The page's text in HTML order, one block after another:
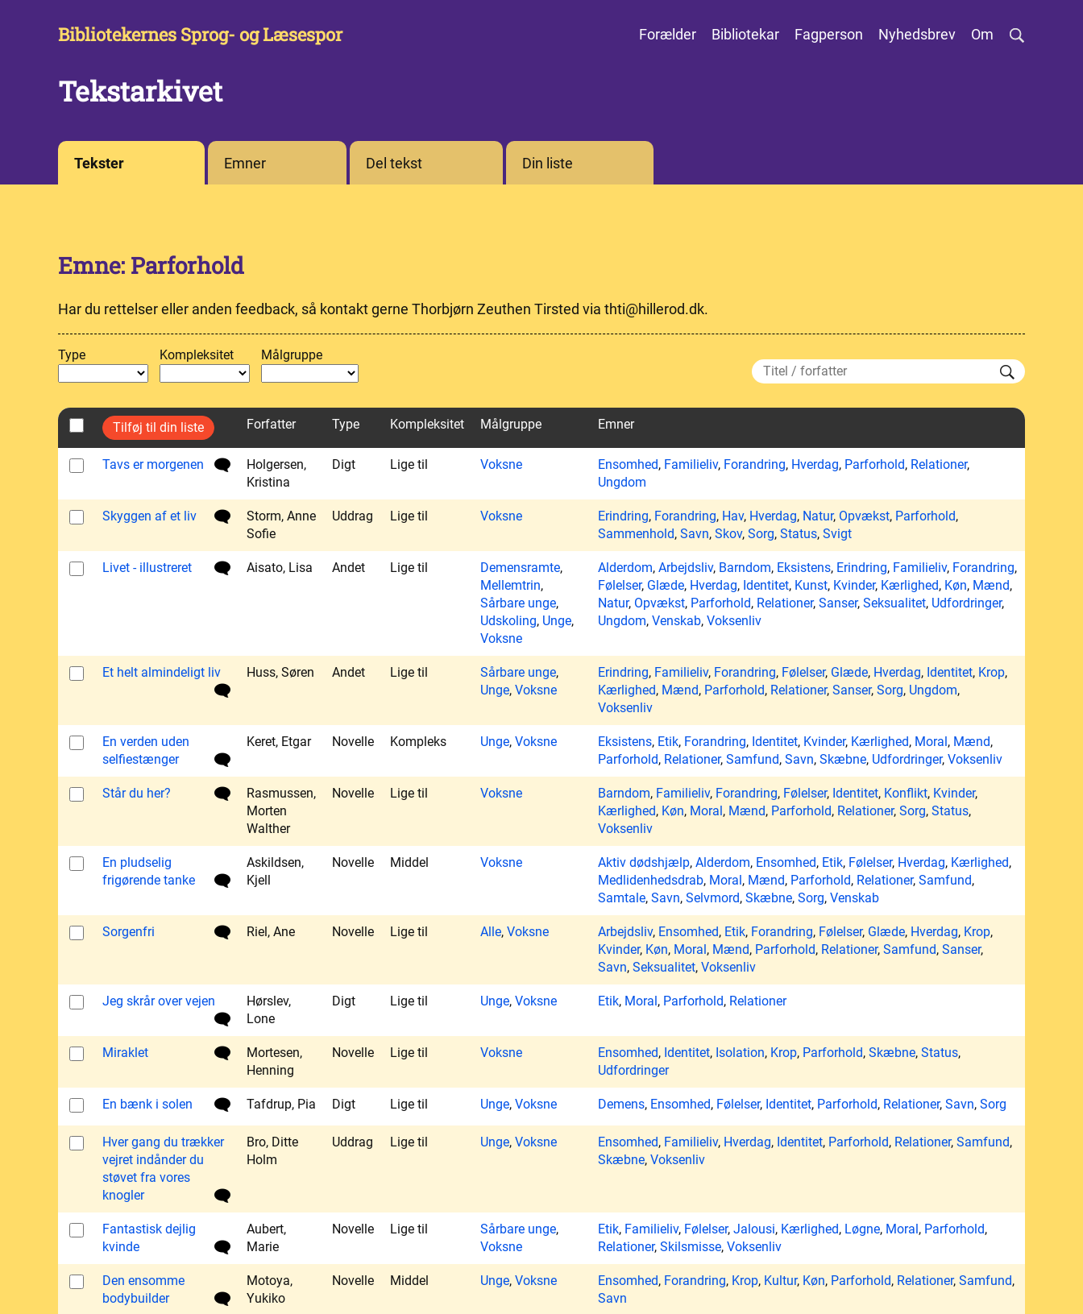
Bibliotekernes Sprog- og Læsespor Forælder Bibliotekar Fagperson Nyhedsbrev Om
Tekstarkivet
Tekster Emner Del tekst Din liste
Emne: Parforhold
Har du rettelser eller anden feedback, så kontakt gerne Thorbjørn Zeuthen Tirsted via thti@hillerod.dk.
Type Kompleksitet Målgruppe
Forfatter Type Kompleksitet Målgruppe Emner
Tavs er morgenen
Holgersen,
Kristina
Digt Lige til Voksne Ensomhed, Familieliv, Forandring, Hverdag, Parforhold, Relationer,
Ungdom
Skyggen af et liv
Storm, Anne
Sofie
Uddrag Lige til Voksne Erindring, Forandring, Hav, Hverdag, Natur, Opvækst, Parforhold,
Sammenhold, Savn, Skov, Sorg, Status, Svigt
Livet - illustreret Aisato, Lisa Andet Lige til Demensramte,
Mellemtrin,
Sårbare unge,
Udskoling, Unge,
Voksne
Alderdom, Arbejdsliv, Barndom, Eksistens, Erindring, Familieliv, Forandring,
Følelser, Glæde, Hverdag, Identitet, Kunst, Kvinder, Kærlighed, Køn, Mænd,
Natur, Opvækst, Parforhold, Relationer, Sanser, Seksualitet, Udfordringer,
Ungdom, Venskab, Voksenliv
Et helt almindeligt liv Huss, Søren Andet Lige til Sårbare unge,
Unge, Voksne
Erindring, Familieliv, Forandring, Følelser, Glæde, Hverdag, Identitet, Krop,
Kærlighed, Mænd, Parforhold, Relationer, Sanser, Sorg, Ungdom,
Voksenliv
En verden uden
selfiestænger
Keret, Etgar Novelle Kompleks Unge, Voksne Eksistens, Etik, Forandring, Identitet, Kvinder, Kærlighed, Moral , Mænd,
Parforhold, Relationer, Samfund, Savn, Skæbne, Udfordringer, Voksenliv
Står du her?
Rasmussen,
Morten
Walther
Novelle Lige til Voksne Barndom, Familieliv, Forandring, Følelser, Identitet, Konflikt, Kvinder,
Kærlighed, Køn, Moral , Mænd, Parforhold, Relationer, Sorg, Status,
Voksenliv
En pludselig
frigørende tanke
Askildsen,
Kjell
Novelle Middel Voksne Aktiv dødshjælp, Alderdom, Ensomhed, Etik, Følelser, Hverdag, Kærlighed,
Medlidenhedsdrab, Moral , Mænd, Parforhold, Relationer, Samfund,
Samtale, Savn, Selvmord, Skæbne, Sorg, Venskab
Sorgenfri Riel, Ane Novelle Lige til Alle, Voksne Arbejdsliv, Ensomhed, Etik, Forandring, Følelser, Glæde, Hverdag, Krop,
Kvinder, Køn, Moral , Mænd, Parforhold, Relationer, Samfund, Sanser,
Savn, Seksualitet, Voksenliv
Jeg skrår over vejen
Hørslev,
Lone
Digt Lige til Unge, Voksne Etik, Moral , Parforhold, Relationer
Miraklet
Mortesen,
Henning
Novelle Lige til Voksne Ensomhed, Identitet, Isolation, Krop, Parforhold, Skæbne, Status,
Udfordringer
En bænk i solen Tafdrup, Pia Digt Lige til Unge, Voksne Demens, Ensomhed, Følelser, Identitet, Parforhold, Relationer, Savn, Sorg
Hver gang du trækker
vejret indånder du
støvet fra vores
knogler
Bro, Ditte
Holm
Uddrag Lige til Unge, Voksne Ensomhed, Familieliv, Hverdag, Identitet, Parforhold, Relationer, Samfund,
Skæbne, Voksenliv
Fantastisk dejlig
kvinde
Aubert,
Marie
Novelle Lige til Sårbare unge,
Voksne
Etik, Familieliv, Følelser, Jalousi, Kærlighed, Løgne, Moral , Parforhold,
Relationer, Skilsmisse, Voksenliv
Den ensomme
bodybuilder
Motoya,
Yukiko
Novelle Middel Unge, Voksne Ensomhed, Forandring, Krop, Kultur, Køn, Parforhold, Relationer, Samfund,
Savn